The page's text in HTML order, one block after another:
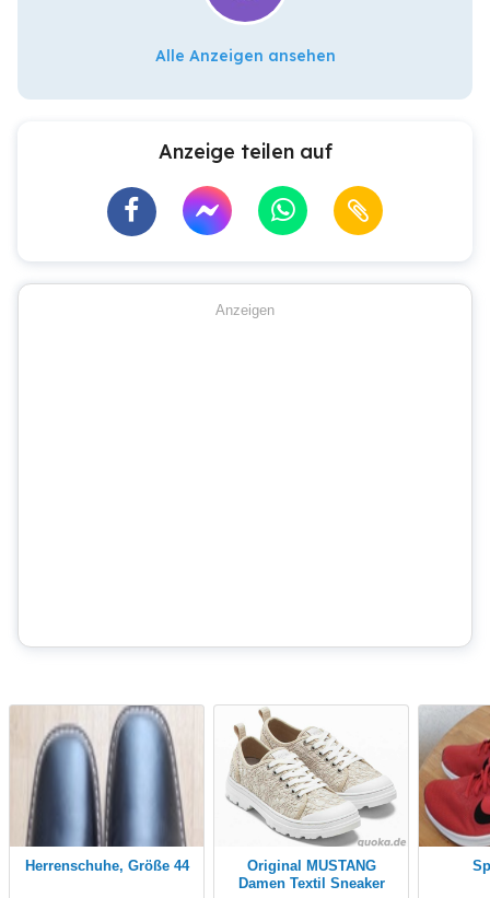
Alle Anzeigen ansehen
Anzeige teilen auf
Anzeigen
Herrenschuhe, Größe 44
Original MUSTANG
Damen Textil Sneaker